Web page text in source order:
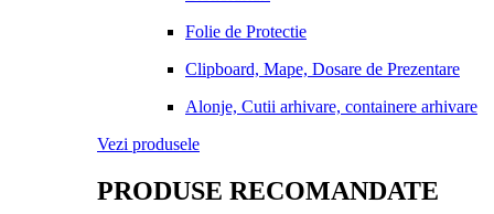
Folie de Protectie
Clipboard, Mape, Dosare de Prezentare
Alonje, Cutii arhivare, containere arhivare
Vezi produsele
PRODUSE RECOMANDATE